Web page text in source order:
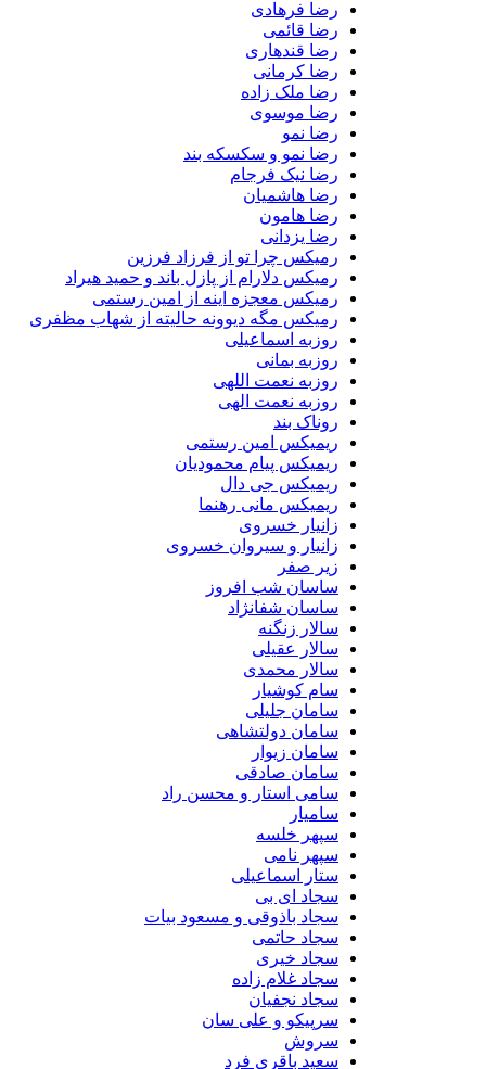
رضا فرهادی
رضا قائمی
رضا قندهاری
رضا کرمانی
رضا ملک زاده
رضا موسوی
رضا نمو
رضا نمو و سکسکه بند
رضا نیک فرجام
رضا هاشمیان
رضا هامون
رضا یزدانی
رمیکس چرا تو از فرزاد فرزین
رمیکس دلارام از پازل باند و حمید هیراد
رمیکس معجزه اینه از امین رستمی
رمیکس مگه دیوونه حالیته از شهاب مظفری
روزبه اسماعیلی
روزبه بمانی
روزبه نعمت اللهی
روزبه نعمت الهی
روناک بند
ریمیکس امین رستمی
ریمیکس پیام محمودیان
ریمیکس جی دال
ریمیکس مانی رهنما
زانیار خسروی
زانیار و سیروان خسروی
زیر صفر
ساسان شب افروز
ساسان شفانژاد
سالار زنگنه
سالار عقیلی
سالار محمدی
سام کوشیار
سامان جلیلی
سامان دولتشاهی
سامان زیوار
سامان صادقی
سامی استار و محسن راد
سامیار
سپهر خلسه
سپهر نامی
ستار اسماعیلی
سجاد ای بی
سجاد باذوقی و مسعود بیات
سجاد حاتمی
سجاد خیری
سجاد غلام زاده
سجاد نجفیان
سرپیکو و علی سان
سروش
سعید باقری فرد